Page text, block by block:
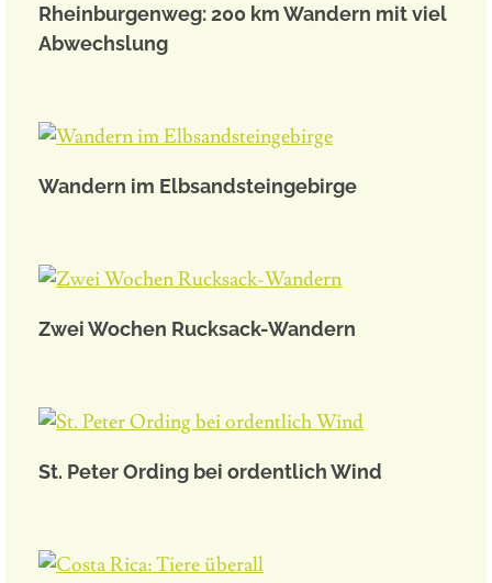
Rheinburgenweg: 200 km Wandern mit viel
Abwechslung
Wandern im Elbsandsteingebirge
Zwei Wochen Rucksack-Wandern
St. Peter Ording bei ordentlich Wind